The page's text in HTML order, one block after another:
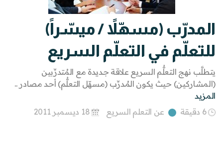
المدرّب (مسهّلاً / ميسّراً)
للتعلّم في التعلّم السريع
يتطلَّب نهج التعلُّم السريع علاقة جديدة مع المُتدرِّبين
(المشاركين) حيث يكون المُدرِّب (مسهّل التعلُّم) أحد مصادر ..
المزيد
6 دقيقة
عن التعلم السريع